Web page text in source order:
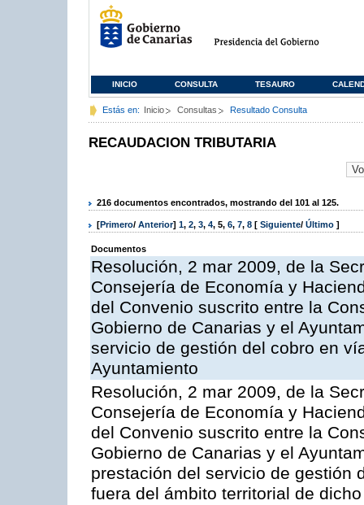
INICIO CONSULTA TESAURO
Estás en: Inicio Consultas Resultado Consulta
RECAUDACION TRIBUTARIA
216 documentos encontrados, mostrando del 101 al 125.
[Primero/ Anterior] 1, 2, 3, 4, 5, 6, 7, 8 [ Siguiente/ Último ]
Documentos
Resolución, 2 mar 2009, de la
Consejería de Economía y
del Convenio suscrito entre la
Gobierno de Canarias y el
servicio de gestión del cobro en
Ayuntamiento
Resolución, 2 mar 2009, de la
Consejería de Economía y
del Convenio suscrito entre la
Gobierno de Canarias y el
prestación del servicio de gestión
fuera del ámbito territorial de